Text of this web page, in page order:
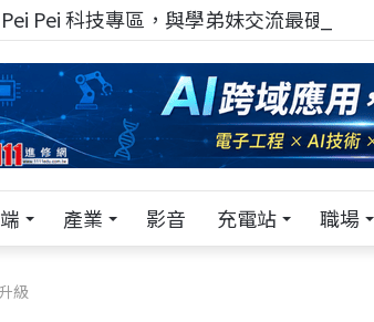
Pei 科技專區，與學弟妹交流最硬核的
產業 影音 充電站 職場
級